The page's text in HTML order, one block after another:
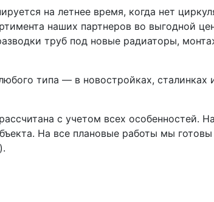
на летнее время, когда нет
наших партнеров во выгодной
труб под новые радиаторы,
типа — в новостройках, сталинках
с учетом всех особенностей.
На все плановые работы мы готовы